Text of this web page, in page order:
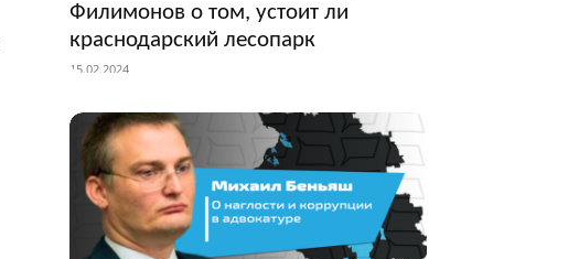
Филимонов о том, устоит ли
краснодарский лесопарк
15.02.2024